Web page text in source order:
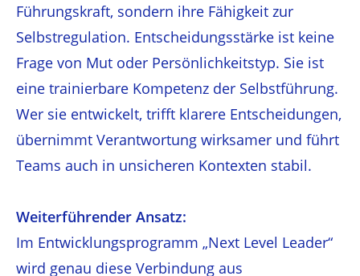
Führungskraft, sondern ihre Fähigkeit zur
Selbstregulation. Entscheidungsstärke ist keine
Frage von Mut oder Persönlichkeitstyp. Sie ist
eine trainierbare Kompetenz der Selbstführung.
Wer sie entwickelt, trifft klarere Entscheidungen,
übernimmt Verantwortung wirksamer und führt
Teams auch in unsicheren Kontexten stabil.
Weiterführender Ansatz:
Im Entwicklungsprogramm „Next Level Leader“
wird genau diese Verbindung aus